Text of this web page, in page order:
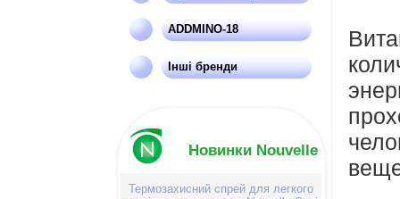
ADDMINO-18
Інші бренди
Новинки Nouvelle
Термозахисний спрей для легкого